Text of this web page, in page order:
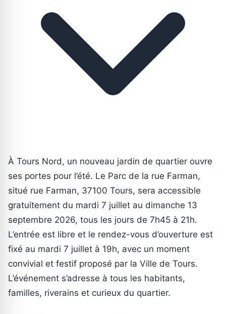
À Tours Nord, un nouveau jardin de quartier ouvre
ses portes pour l’été. Le Parc de la rue Farman,
situé rue Farman, 37100 Tours, sera accessible
gratuitement du mardi 7 juillet au dimanche 13
septembre 2026, tous les jours de 7h45 à 21h.
L’entrée est libre et le rendez-vous d’ouverture est
fixé au mardi 7 juillet à 19h, avec un moment
convivial et festif proposé par la Ville de Tours.
L’événement s’adresse à tous les habitants,
familles, riverains et curieux du quartier.